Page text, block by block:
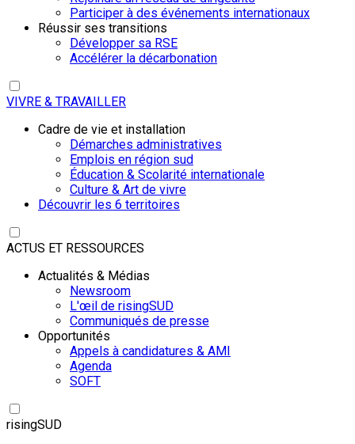
Participer à des événements internationaux
Réussir ses transitions
Développer sa RSE
Accélérer la décarbonation
VIVRE & TRAVAILLER
Cadre de vie et installation
Démarches administratives
Emplois en région sud
Éducation & Scolarité internationale
Culture & Art de vivre
Découvrir les 6 territoires
ACTUS ET RESSOURCES
Actualités & Médias
Newsroom
L'œil de risingSUD
Communiqués de presse
Opportunités
Appels à candidatures & AMI
Agenda
SOFT
risingSUD